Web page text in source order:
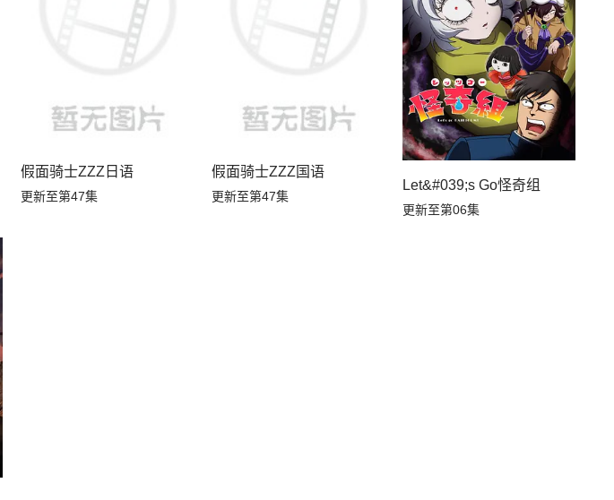
假面骑士ZZZ日语
更新至第47集
假面骑士ZZZ国语
更新至第47集
Let&#039;s Go怪奇组
更新至第06集